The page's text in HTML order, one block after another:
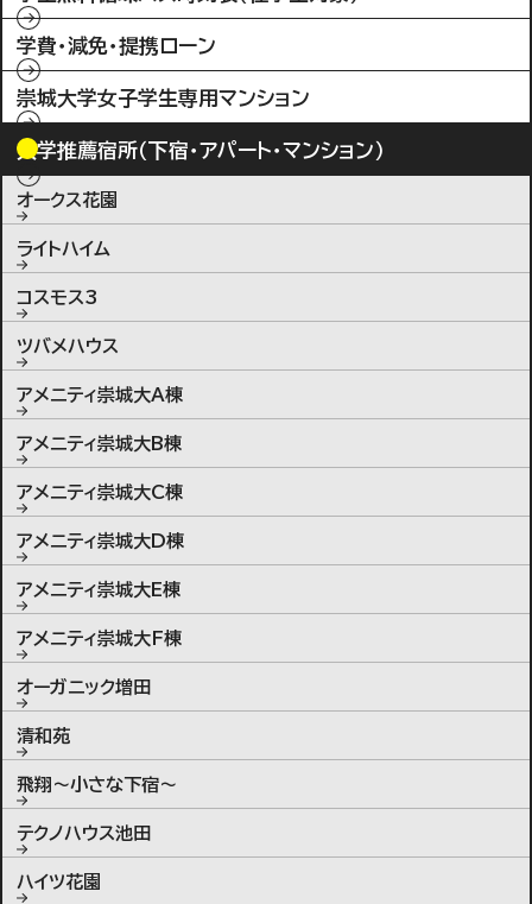
学費・減免・提携ローン
崇城大学女子学生専用マンション
大学推薦宿所（下宿・アパート・マンション）
オークス花園
ライトハイム
コスモス3
ツバメハウス
アメニティ崇城大A棟
アメニティ崇城大B棟
アメニティ崇城大C棟
アメニティ崇城大D棟
アメニティ崇城大E棟
アメニティ崇城大F棟
オーガニック増田
清和苑
飛翔〜小さな下宿〜
テクノハウス池田
ハイツ花園